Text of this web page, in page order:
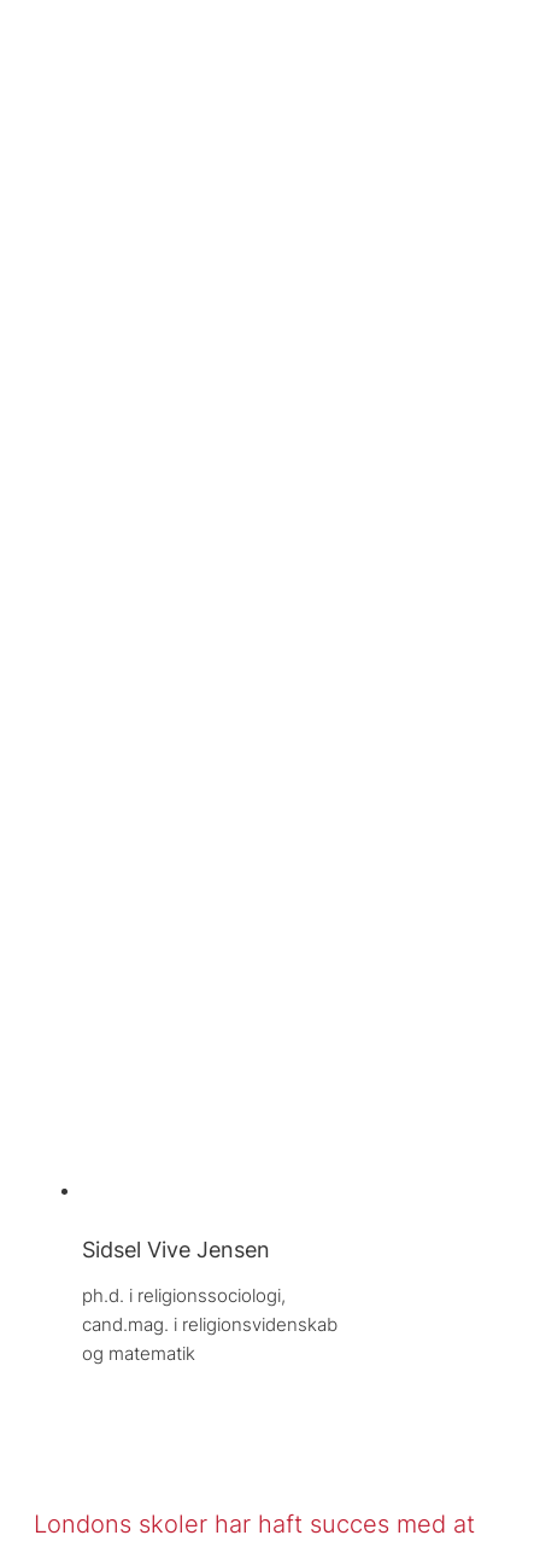
Sidsel Vive Jensen
ph.d. i religionssociologi,
cand.mag. i religionsvidenskab
og matematik
Londons skoler har haft succes med at